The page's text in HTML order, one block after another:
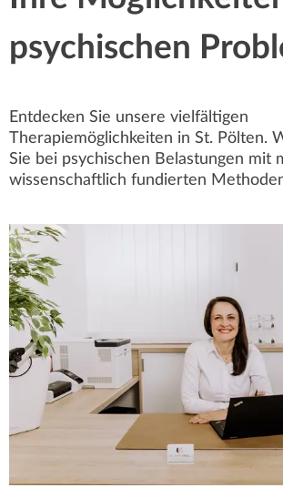
psychischen
Entdecken Sie unsere vielfältigen
Therapiemöglichkeiten in St. Pölten.
Sie bei psychischen Belastungen mit
wissenschaftlich fundierten